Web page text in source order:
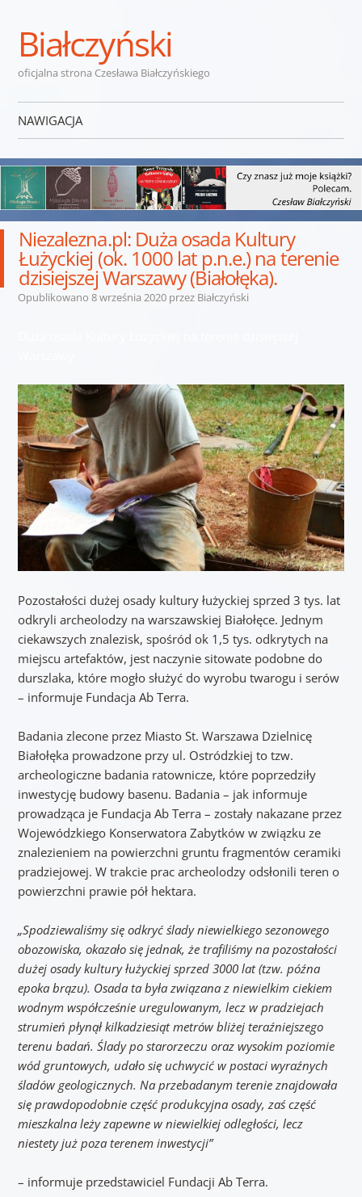
Białczyński
oficjalna strona Czesława Białczyńskiego
NAWIGACJA
Niezalezna.pl: Duża osada Kultury
Łużyckiej (ok. 1000 lat p.n.e.) na terenie
dzisiejszej Warszawy (Białołęka).
Opublikowano 8 września 2020przez Białczyński
Pozostałości dużej osady kultury łużyckiej sprzed 3 tys. lat
odkryli archeolodzy na warszawskiej Białołęce. Jednym
ciekawszych znalezisk, spośród ok 1,5 tys. odkrytych na
miejscu artefaktów, jest naczynie sitowate podobne do
durszlaka, które mogło służyć do wyrobu twarogu i serów
– informuje Fundacja Ab Terra.
Badania zlecone przez Miasto St. Warszawa Dzielnicę
Białołęka prowadzone przy ul. Ostródzkiej to tzw.
archeologiczne badania ratownicze, które poprzedziły
inwestycję budowy basenu. Badania – jak informuje
prowadząca je Fundacja Ab Terra – zostały nakazane przez
Wojewódzkiego Konserwatora Zabytków w związku ze
znalezieniem na powierzchni gruntu fragmentów ceramiki
pradziejowej. W trakcie prac archeolodzy odsłonili teren o
powierzchni prawie pół hektara.
„Spodziewaliśmy się odkryć ślady niewielkiego sezonowego
obozowiska, okazało się jednak, że trafiliśmy na pozostałości
dużej osady kultury łużyckiej sprzed 3000 lat (tzw. późna
epoka brązu). Osada ta była związana z niewielkim ciekiem
wodnym współcześnie uregulowanym, lecz w pradziejach
strumień płynął kilkadziesiąt metrów bliżej teraźniejszego
terenu badań. Ślady po starorzeczu oraz wysokim poziomie
wód gruntowych, udało się uchwycić w postaci wyraźnych
śladów geologicznych. Na przebadanym terenie znajdowała
się prawdopodobnie część produkcyjna osady, zaś część
mieszkalna leży zapewne w niewielkiej odległości, lecz
niestety już poza terenem inwestycji”
– informuje przedstawiciel Fundacji Ab Terra.